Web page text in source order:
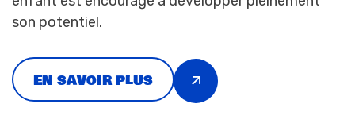
son potentiel.
En savoir plus